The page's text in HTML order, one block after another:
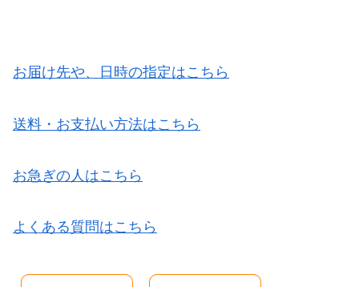
お届け先や、日時の指定はこちら
送料・お支払い方法はこちら
お急ぎの人はこちら
よくある質問はこちら